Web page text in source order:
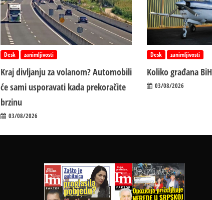
Desk zanimljivosti
Kraj divljanju za volanom? Automobili
će sami usporavati kada prekoračite
brzinu
03/08/2026
Desk zanimljivosti
Koliko građana
03/08/2026